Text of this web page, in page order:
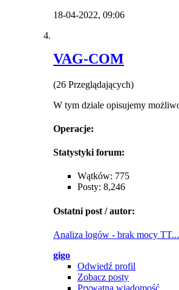
18-04-2022, 09:06
VAG-COM
(26 Przeglądających)
W tym dziale opisujemy
Operacje:
Statystyki forum:
Wątków: 775
Posty: 8,246
Ostatni post / autor:
Analiza logów - brak mocy TT...
gigo
Odwiedź profil
Zobacz posty
Prywatna wiadomość